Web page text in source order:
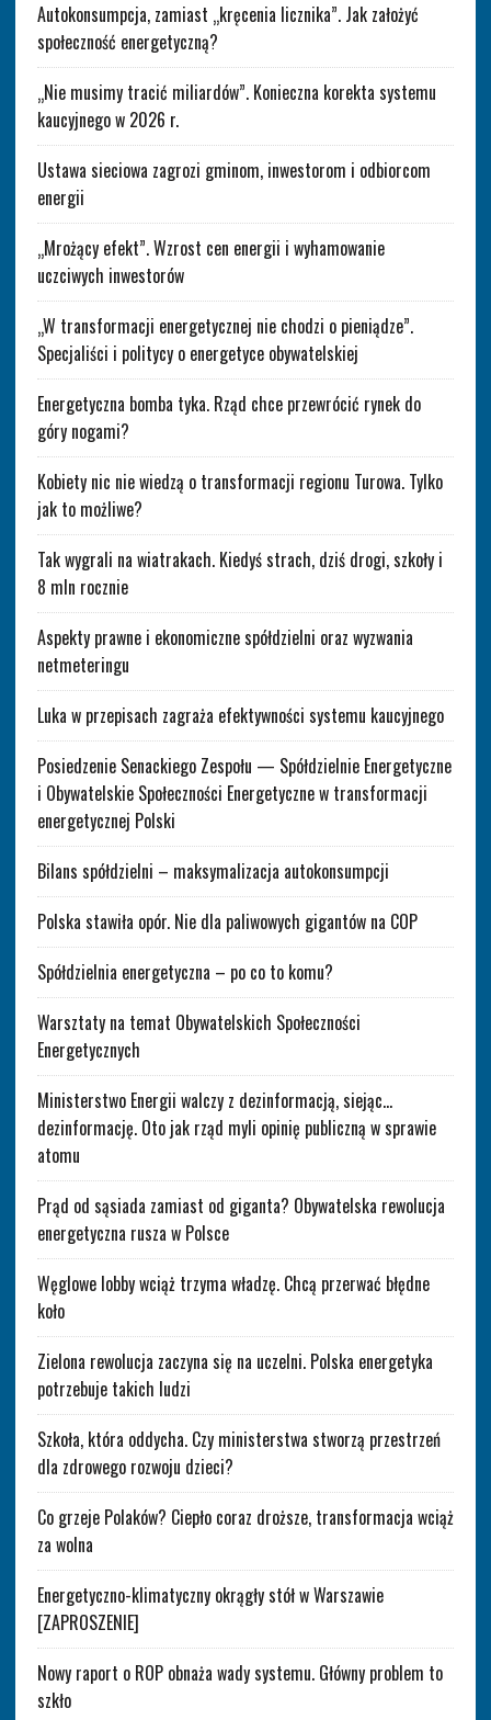
Autokonsumpcja, zamiast „kręcenia licznika”. Jak założyć
społeczność energetyczną?
„Nie musimy tracić miliardów”. Konieczna korekta systemu
kaucyjnego w 2026 r.
Ustawa sieciowa zagrozi gminom, inwestorom i odbiorcom
energii
„Mrożący efekt”. Wzrost cen energii i wyhamowanie
uczciwych inwestorów
„W transformacji energetycznej nie chodzi o pieniądze”.
Specjaliści i politycy o energetyce obywatelskiej
Energetyczna bomba tyka. Rząd chce przewrócić rynek do
góry nogami?
Kobiety nic nie wiedzą o transformacji regionu Turowa. Tylko
jak to możliwe?
Tak wygrali na wiatrakach. Kiedyś strach, dziś drogi, szkoły i
8 mln rocznie
Aspekty prawne i ekonomiczne spółdzielni oraz wyzwania
netmeteringu
Luka w przepisach zagraża efektywności systemu kaucyjnego
Posiedzenie Senackiego Zespołu — Spółdzielnie Energetyczne
i Obywatelskie Społeczności Energetyczne w transformacji
energetycznej Polski
Bilans spółdzielni – maksymalizacja autokonsumpcji
Polska stawiła opór. Nie dla paliwowych gigantów na COP
Spółdzielnia energetyczna – po co to komu?
Warsztaty na temat Obywatelskich Społeczności
Energetycznych
Ministerstwo Energii walczy z dezinformacją, siejąc…
dezinformację. Oto jak rząd myli opinię publiczną w sprawie
atomu
Prąd od sąsiada zamiast od giganta? Obywatelska rewolucja
energetyczna rusza w Polsce
Węglowe lobby wciąż trzyma władzę. Chcą przerwać błędne
koło
Zielona rewolucja zaczyna się na uczelni. Polska energetyka
potrzebuje takich ludzi
Szkoła, która oddycha. Czy ministerstwa stworzą przestrzeń
dla zdrowego rozwoju dzieci?
Co grzeje Polaków? Ciepło coraz droższe, transformacja wciąż
za wolna
Energetyczno-klimatyczny okrągły stół w Warszawie
[ZAPROSZENIE]
Nowy raport o ROP obnaża wady systemu. Główny problem to
szkło